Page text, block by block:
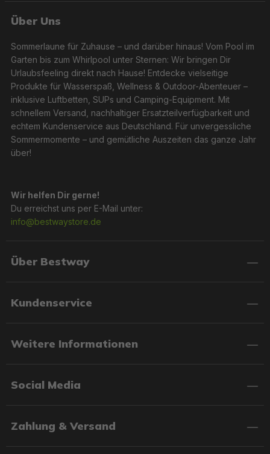
Über Uns
Sommerlaune für Zuhause – und darüber hinaus! Vom Pool im
Garten bis zum Whirlpool unter Sternen: Wir bringen Dir
Urlaubsfeeling direkt nach Hause! Entdecke vielseitige
Produkte für Wasserspaß, Wellness & Outdoor-Abenteuer –
inklusive Luftbetten, SUPs und Camping-Equipment. Mit
schnellem Versand, nachhaltiger Ersatzteilverfügbarkeit und
echtem Kundenservice aus Deutschland. Für unvergessliche
Sommermomente – und gemütliche Auszeiten das ganze Jahr
über!
Wir helfen Dir gerne!
Du erreichst uns per E-Mail unter:
info@bestwaystore.de
Über Bestway
Kundenservice
Weitere Informationen
Social Media
Zahlung & Versand